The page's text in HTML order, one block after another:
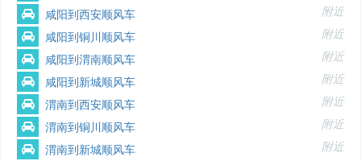
咸阳到西安顺风车 附近
咸阳到铜川顺风车 附近
咸阳到渭南顺风车 附近
咸阳到新城顺风车 附近
渭南到西安顺风车 附近
渭南到铜川顺风车 附近
渭南到新城顺风车 附近